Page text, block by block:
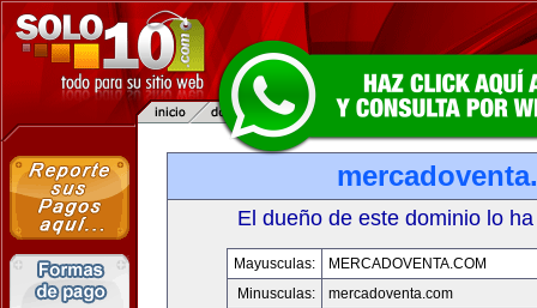
El dueño de este dominio lo
Mayusculas:
MERCADOVENTA.COM
Minusculas:
mercadoventa.com